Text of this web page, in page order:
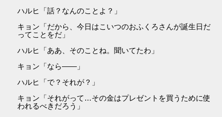
ハルヒ「話？なんのことよ？」
キョン「だから、今日はこいつのおふくろさんが誕生日だ
ってことをだ」
ハルヒ「ああ、そのことね。聞いてたわ」
キョン「なら――」
ハルヒ「で？それが？」
キョン「それがって…その金はプレゼントを買うために使
われるべきだろう」